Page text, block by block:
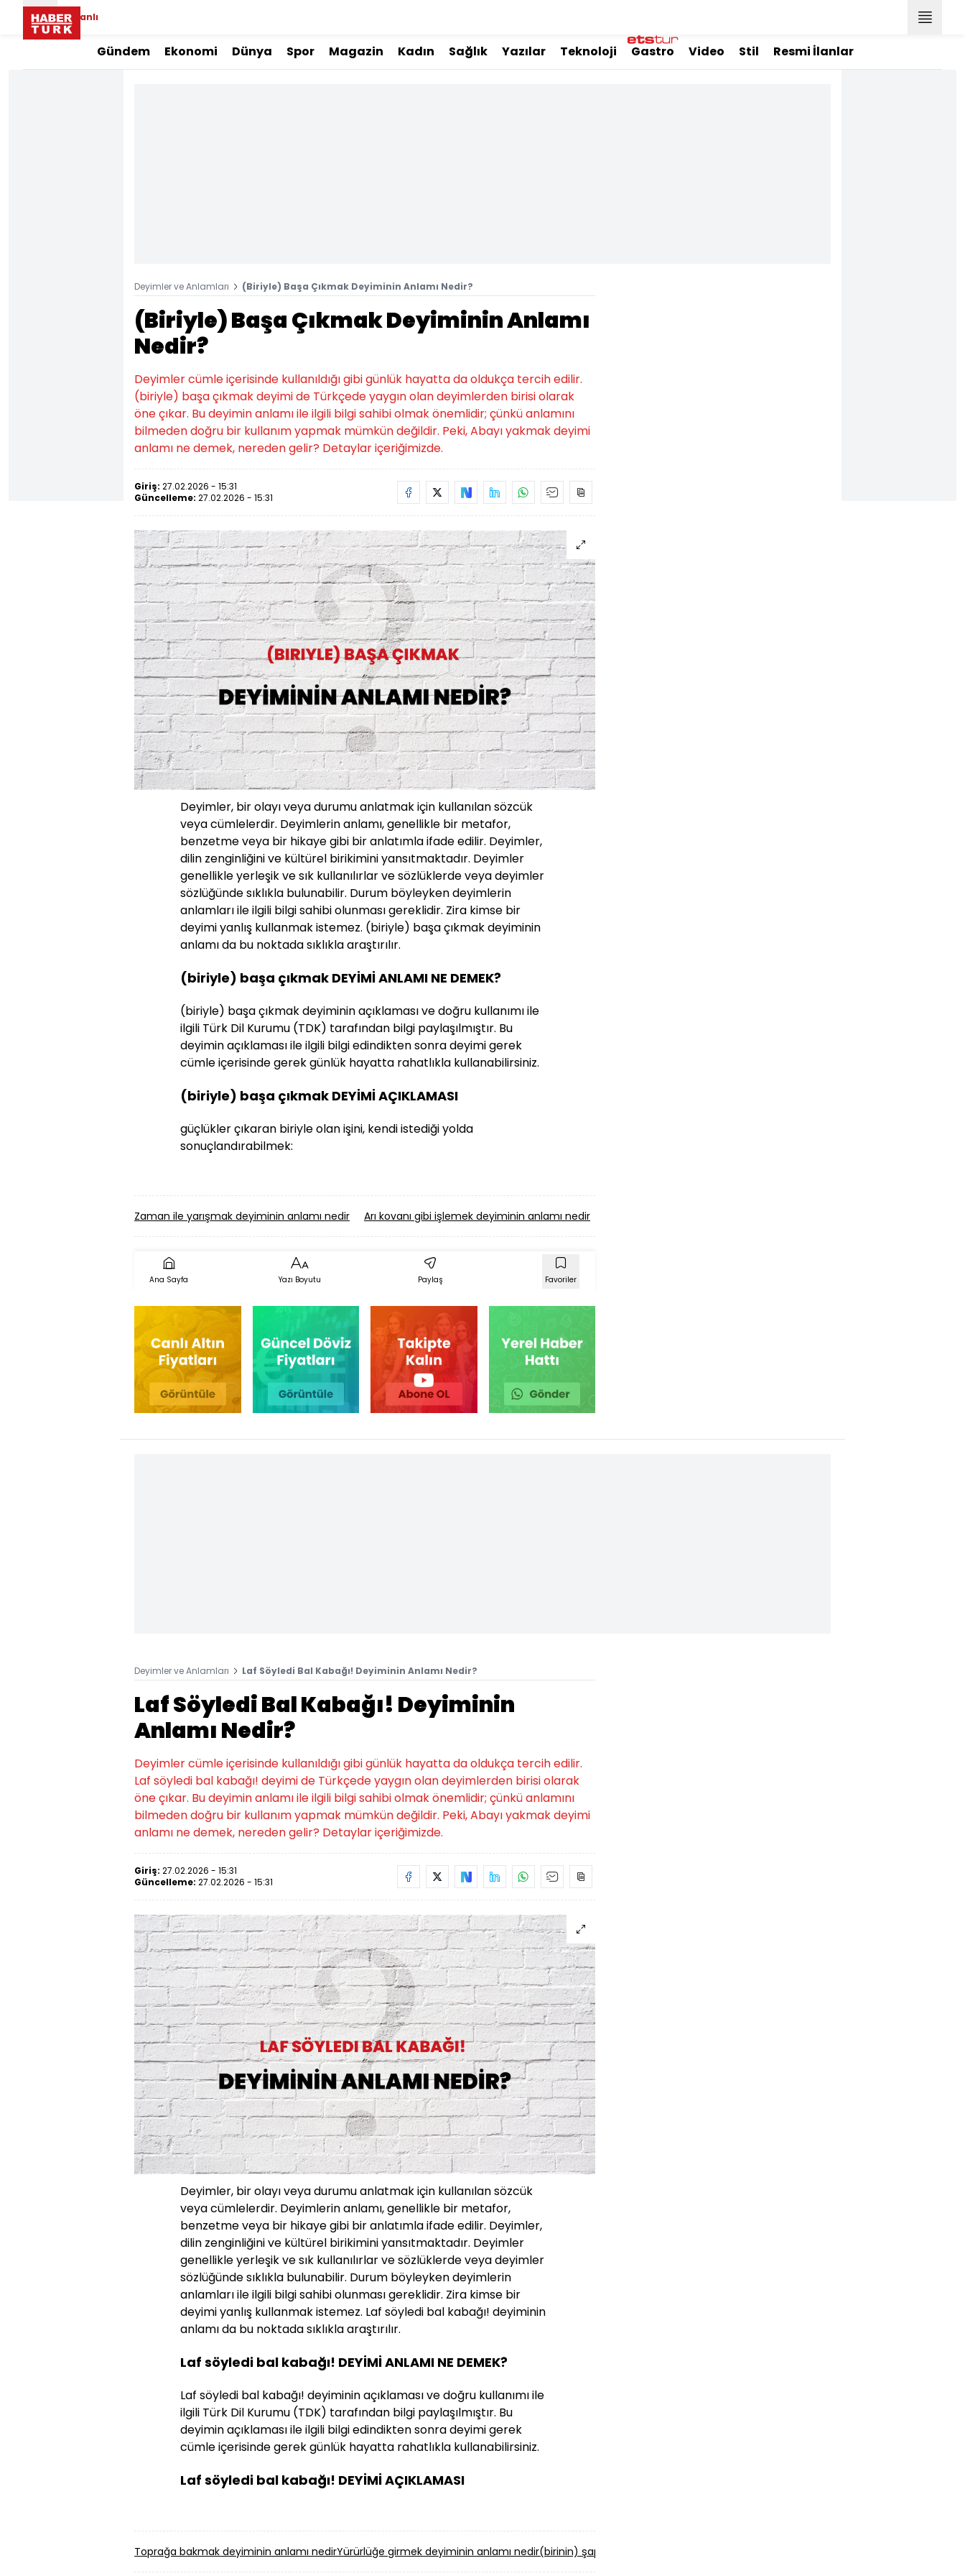
Canlı
Gündem Ekonomi Dünya Spor Magazin Kadın Sağlık Yazılar Teknoloji Gastro Video Stil Resmi İlanlar
Deyimler ve Anlamları (Biriyle) Başa Çıkmak Deyiminin Anlamı Nedir?
(Biriyle) Başa Çıkmak Deyiminin Anlamı
Nedir?
Deyimler cümle içerisinde kullanıldığı gibi günlük hayatta da oldukça tercih edilir.
(biriyle) başa çıkmak deyimi de Türkçede yaygın olan deyimlerden birisi olarak
öne çıkar. Bu deyimin anlamı ile ilgili bilgi sahibi olmak önemlidir; çünkü anlamını
bilmeden doğru bir kullanım yapmak mümkün değildir. Peki, Abayı yakmak deyimi
anlamı ne demek, nereden gelir? Detaylar içeriğimizde.
Giriş: 27.02.2026 - 15:31
Güncelleme: 27.02.2026 - 15:31
Deyimler, bir olayı veya durumu anlatmak için kullanılan sözcük
veya cümlelerdir. Deyimlerin anlamı, genellikle bir metafor,
benzetme veya bir hikaye gibi bir anlatımla ifade edilir. Deyimler,
dilin zenginliğini ve kültürel birikimini yansıtmaktadır. Deyimler
genellikle yerleşik ve sık kullanılırlar ve sözlüklerde veya deyimler
sözlüğünde sıklıkla bulunabilir. Durum böyleyken deyimlerin
anlamları ile ilgili bilgi sahibi olunması gereklidir. Zira kimse bir
deyimi yanlış kullanmak istemez. (biriyle) başa çıkmak deyiminin
anlamı da bu noktada sıklıkla araştırılır.
(biriyle) başa çıkmak DEYİMİ ANLAMI NE DEMEK?
(biriyle) başa çıkmak deyiminin açıklaması ve doğru kullanımı ile
ilgili Türk Dil Kurumu (TDK) tarafından bilgi paylaşılmıştır. Bu
deyimin açıklaması ile ilgili bilgi edindikten sonra deyimi gerek
cümle içerisinde gerek günlük hayatta rahatlıkla kullanabilirsiniz.
(biriyle) başa çıkmak DEYİMİ AÇIKLAMASI
güçlükler çıkaran biriyle olan işini, kendi istediği yolda
sonuçlandırabilmek:
Zaman ile yarışmak deyiminin anlamı nedir Arı kovanı gibi işlemek deyiminin anlamı nedir
Ana Sayfa Yazı Boyutu Paylaş Favoriler
Deyimler ve Anlamları Laf Söyledi Bal Kabağı! Deyiminin Anlamı Nedir?
Laf Söyledi Bal Kabağı! Deyiminin
Anlamı Nedir?
Deyimler cümle içerisinde kullanıldığı gibi günlük hayatta da oldukça tercih edilir.
Laf söyledi bal kabağı! deyimi de Türkçede yaygın olan deyimlerden birisi olarak
öne çıkar. Bu deyimin anlamı ile ilgili bilgi sahibi olmak önemlidir; çünkü anlamını
bilmeden doğru bir kullanım yapmak mümkün değildir. Peki, Abayı yakmak deyimi
anlamı ne demek, nereden gelir? Detaylar içeriğimizde.
Giriş: 27.02.2026 - 15:31
Güncelleme: 27.02.2026 - 15:31
Deyimler, bir olayı veya durumu anlatmak için kullanılan sözcük
veya cümlelerdir. Deyimlerin anlamı, genellikle bir metafor,
benzetme veya bir hikaye gibi bir anlatımla ifade edilir. Deyimler,
dilin zenginliğini ve kültürel birikimini yansıtmaktadır. Deyimler
genellikle yerleşik ve sık kullanılırlar ve sözlüklerde veya deyimler
sözlüğünde sıklıkla bulunabilir. Durum böyleyken deyimlerin
anlamları ile ilgili bilgi sahibi olunması gereklidir. Zira kimse bir
deyimi yanlış kullanmak istemez. Laf söyledi bal kabağı! deyiminin
anlamı da bu noktada sıklıkla araştırılır.
Laf söyledi bal kabağı! DEYİMİ ANLAMI NE DEMEK?
Laf söyledi bal kabağı! deyiminin açıklaması ve doğru kullanımı ile
ilgili Türk Dil Kurumu (TDK) tarafından bilgi paylaşılmıştır. Bu
deyimin açıklaması ile ilgili bilgi edindikten sonra deyimi gerek
cümle içerisinde gerek günlük hayatta rahatlıkla kullanabilirsiniz.
Laf söyledi bal kabağı! DEYİMİ AÇIKLAMASI
Toprağa bakmak deyiminin anlamı nedirYürürlüğe girmek deyiminin anlamı nedir(birinin) şapkasını giymek (taşımak) deyiminin anlamı nedir